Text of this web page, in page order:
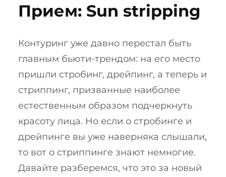
Прием: Sun stripping
Контуринг уже давно перестал быть
главным бьюти-трендом: на его место
пришли стробинг, дрейпинг, а теперь и
стриппинг, призванные наиболее
естественным образом подчеркнуть
красоту лица. Но если о стробинге и
дрейпинге вы уже наверняка слышали,
то вот о стриппинге знают немногие.
Давайте разберемся, что это за новый